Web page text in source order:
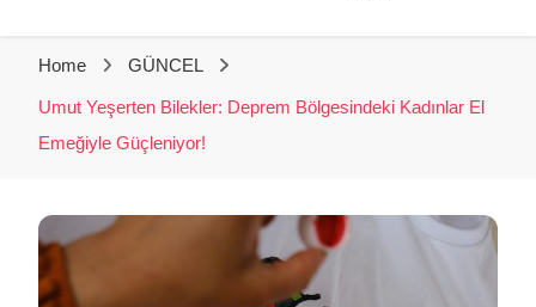
Mothers Life
Magazine
Home GÜNCEL
Umut Yeşerten Bilekler: Deprem Bölgesindeki Kadınlar El
Emeğiyle Güçleniyor!